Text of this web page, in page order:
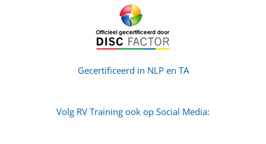
Gecertificeerd in NLP en TA
Volg RV Training ook op Social Media: